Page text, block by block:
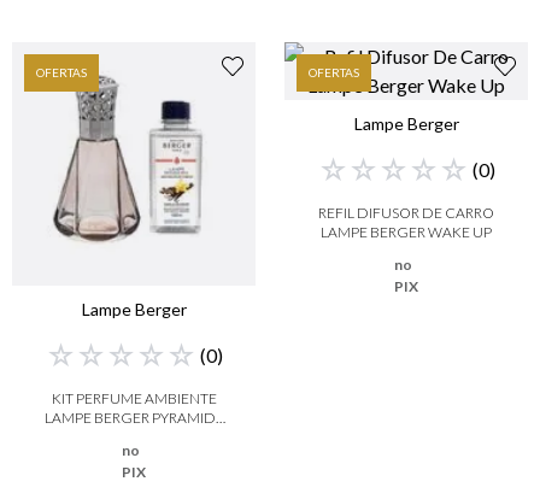
OFERTAS
Lampe Berger
☆ ☆ ☆ ☆ ☆ (0)
KIT PERFUME AMBIENTE
LAMPE BERGER PYRAMIDE
no
PIX
OFERTAS
Lampe Berger
☆ ☆ ☆ ☆ ☆ (0)
REFIL DIFUSOR DE CARRO
LAMPE BERGER WAKE UP
no
PIX